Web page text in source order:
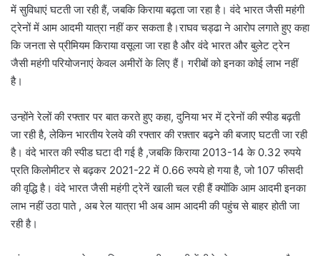
में सुविधाएं घटती जा रही हैं, जबकि किराया बढ़ता जा रहा है। वंदे भारत जैसी महंगी
ट्रेनों में आम आदमी यात्रा नहीं कर सकता है।राघव चड्ढा ने आरोप लगाते हुए कहा
कि जनता से प्रीमियम किराया वसूला जा रहा है और वंदे भारत और बुलेट ट्रेन
जैसी महंगी परियोजनाएं केवल अमीरों के लिए हैं। गरीबों को इनका कोई लाभ नहीं
है।
उन्होंने रेलों की रफ्तार पर बात करते हुए कहा, दुनिया भर में ट्रेनों की स्पीड बढ़ती
जा रही है, लेकिन भारतीय रेलवे की रफ्तार की रफ़्तार बढ़ने की बजाए घटती जा रही
है। वंदे भारत की स्पीड घटा दी गई है ,जबकि किराया 2013-14 के 0.32 रुपये
प्रति किलोमीटर से बढ़कर 2021-22 में 0.66 रुपये हो गया है, जो 107 फीसदी
की वृद्धि है। वंदे भारत जैसी महंगी ट्रेनें खाली चल रही हैं क्योंकि आम आदमी इनका
लाभ नहीं उठा पाते , अब रेल यात्रा भी अब आम आदमी की पहुंच से बाहर होती जा
रही है।